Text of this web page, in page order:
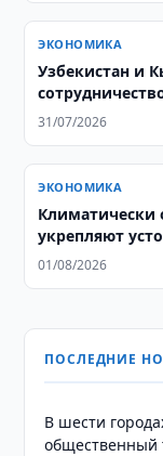
ЭКОНОМИКА
Узбекистан и
31/07/2026
ЭКОНОМИКА
Климатически
укрепляют
Узбекистана
01/08/2026
ПОСЛЕДНИЕ
В шести
общественный